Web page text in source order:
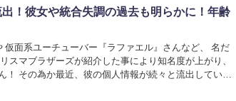
！彼女や統合失調の過去も明らかに！年齢
面系ユーチューバー『ラファエル』さんなど、 名だ
スマブラザーズが紹介した事により知名度が上がり、
いる
物語ばなな...